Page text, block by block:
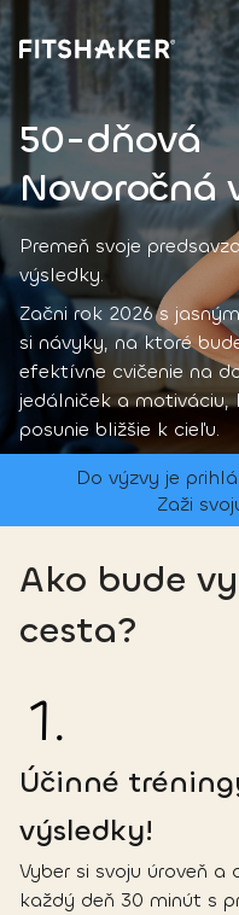
50-dňová
Novoročná
Premeň svoje
výsledky.
Začni rok 2026 s
si návyky, na ktoré
efektívne cvičenie na
jedálniček a
posunie bližšie k cieľu.
Do výzvy je
Zaži
Ako bude
cesta?
1.
Účinné
výsledky!
Vyber si svoju úroveň
každý deň 30 minút s